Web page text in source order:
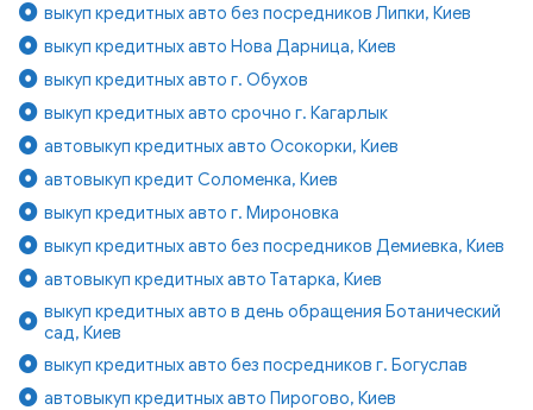
выкуп кредитных авто без посредников Липки, Киев
выкуп кредитных авто Нова Дарница, Киев
выкуп кредитных авто г. Обухов
выкуп кредитных авто срочно г. Кагарлык
автовыкуп кредитных авто Осокорки, Киев
автовыкуп кредит Соломенка, Киев
выкуп кредитных авто г. Мироновка
выкуп кредитных авто без посредников Демиевка, Киев
автовыкуп кредитных авто Татарка, Киев
выкуп кредитных авто в день обращения Ботанический
сад, Киев
выкуп кредитных авто без посредников г. Богуслав
автовыкуп кредитных авто Пирогово, Киев